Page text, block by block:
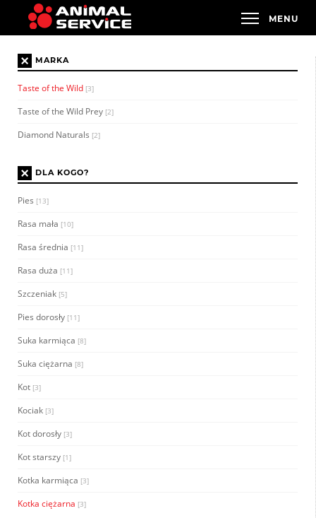
× MARKA
Taste of the Wild [3]
Taste of the Wild Prey [2]
Diamond Naturals [2]
× DLA KOGO?
Pies [13]
Rasa mała [10]
Rasa średnia [11]
Rasa duża [11]
Szczeniak [5]
Pies dorosły [11]
Suka karmiąca [8]
Suka ciężarna [8]
Kot [3]
Kociak [3]
Kot dorosły [3]
Kot starszy [1]
Kotka karmiąca [3]
Kotka ciężarna [3]